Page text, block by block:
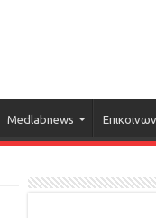
Medlabnews